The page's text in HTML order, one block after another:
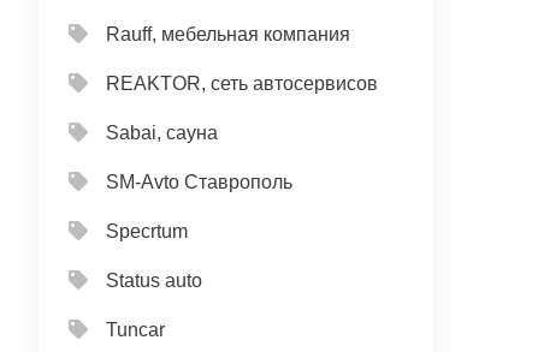
Rauff, мебельная компания
REAKTOR, сеть автосервисов
Sabai, сауна
SM-Avto Ставрополь
Specrtum
Status auto
Tuncar